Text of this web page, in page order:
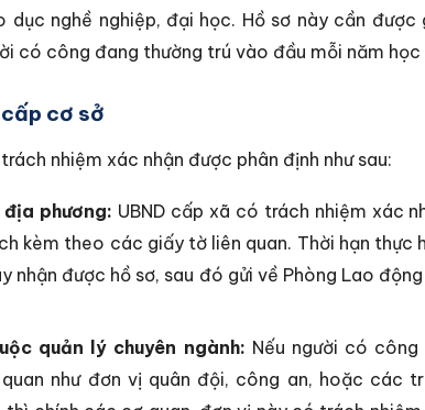
nghề nghiệp, đại học. Hồ sơ này cần được
có công đang thường trú vào đầu mỗi năm
cơ sở
nhiệm xác nhận được phân định như sau:
phương: UBND cấp xã có trách nhiệm xác
kèm theo các giấy tờ liên quan. Thời hạn thực
nhận được hồ sơ, sau đó gửi về Phòng Lao
quản lý chuyên ngành: Nếu người có
như đơn vị quân đội, công an, hoặc các